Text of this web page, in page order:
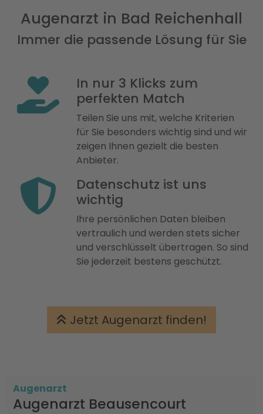
Augenarzt in Bad Reichenhall
Immer die passende Lösung für Sie
In nur 3 Klicks zum
perfekten Match
Teilen Sie uns mit, welche Kriterien
für Sie besonders wichtig sind und wir
zeigen Ihnen gezielt die besten
Anbieter.
Datenschutz ist uns
wichtig
Ihre persönlichen Daten bleiben
vertraulich und werden stets sicher
und verschlüsselt übertragen. So sind
Sie jederzeit bestens geschützt.
Jetzt Augenarzt finden!
Augenarzt
Augenarzt Beausencourt